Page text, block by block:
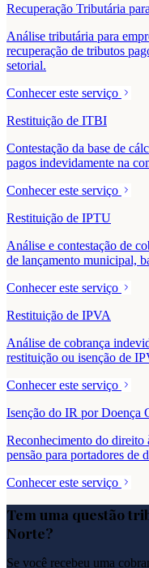
Recuperação Tributária
Análise tributária para
recuperação de tributos
setorial.
Conhecer este serviço
Restituição de ITBI
Contestação da base de
pagos indevidamente na
Conhecer este serviço
Restituição de IPTU
Análise e contestação de
de lançamento municipal,
Conhecer este serviço
Restituição de IPVA
Análise de cobrança
restituição ou isenção de
Conhecer este serviço
Isenção do IR por Doença
Reconhecimento do direito
pensão para portadores
Conhecer este serviço
Tem uma questão
Norte?
Se você recebeu uma